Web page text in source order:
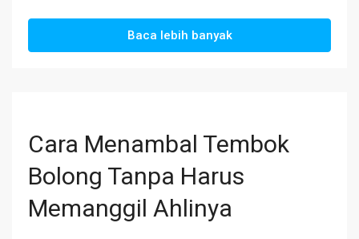
Baca lebih banyak
Cara Menambal Tembok
Bolong Tanpa Harus
Memanggil Ahlinya